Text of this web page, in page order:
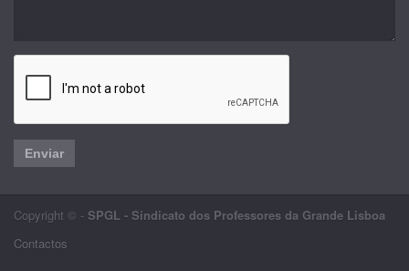
Enviar
Copyright © - SPGL - Sindicato dos Professores da Grande Lisboa
Contactos